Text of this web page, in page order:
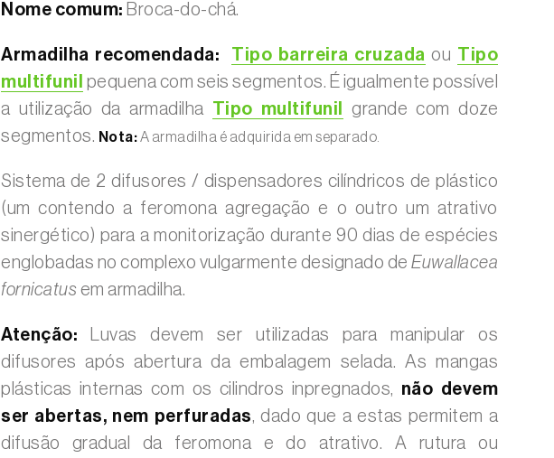
Nome comum: Broca-do-chá.
Armadilha recomendada: Tipo barreira cruzada ou Tipo
multifunil pequena com seis segmentos. É igualmente possível
a utilização da armadilha Tipo multifunil
grande com doze
segmentos. Nota:A armadilha é adquirida em separado.
Sistema de 2 difusores / dispensadores cilíndricos de plástico
(um contendo a feromona agregação e o outro um atrativo
sinergético) para a monitorização durante 90 dias de espécies
englobadas no complexo vulgarmente designado de Euwallacea
fornicatus em armadilha.
Atenção: Luvas devem ser utilizadas para manipular os
difusores após abertura da embalagem selada. As mangas
plásticas internas com os cilindros inpregnados, não devem
ser abertas, nem perfuradas, dado que a estas permitem a
difusão gradual da feromona e do atrativo. A rutura ou